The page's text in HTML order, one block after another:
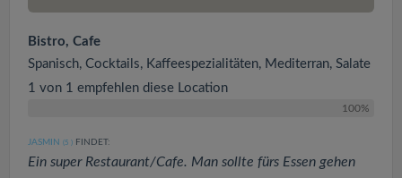
Bistro, Cafe
Spanisch, Cocktails, Kaffeespezialitäten, Mediterran, Salate
1 von 1 empfehlen diese Location
100%
JASMIN (5 ) FINDET:
Ein super Restaurant/Cafe. Man sollte fürs Essen gehen